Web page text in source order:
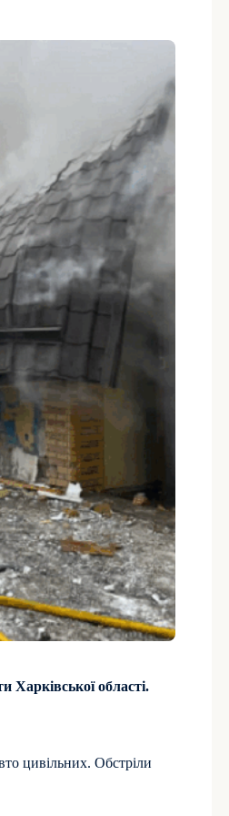
Харківської області.
цивільних. Обстріли